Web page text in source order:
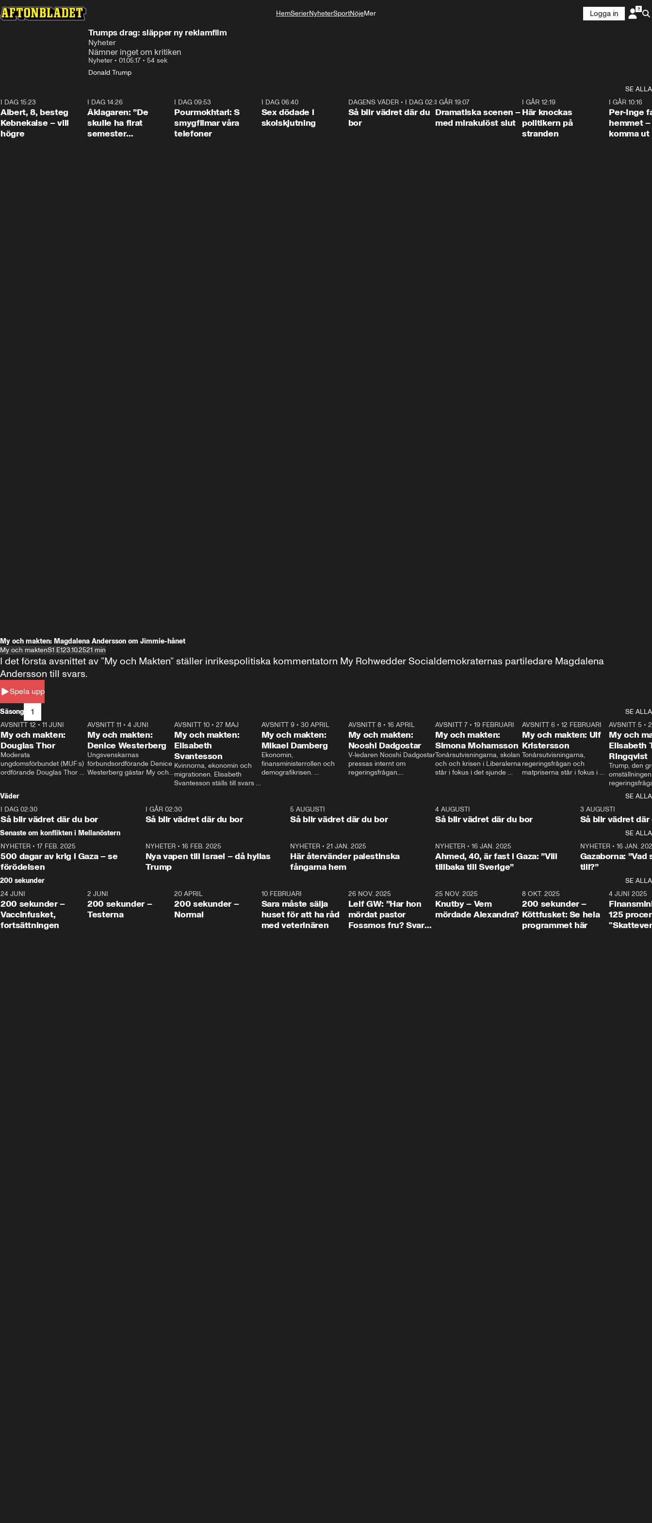
HemSerierNyheterSportNöjeMer
Logga in
Trumps drag: släpper ny reklamfilm
Nyheter
Nämner inget om kritiken
Nyheter • 01.05.17 • 54 sek
Donald Trump
SE ALLA
I DAG 15:23
Albert, 8, besteg
Kebnekaise – vill
högre
I DAG 14:26
Åklagaren: ”De
skulle ha firat
semester
I DAG 09:53
Pourmokhtari: S
smygfilmar våra
telefoner
I DAG 06:40
Sex dödade i
skolskjutning
1:06
DAGENS VÄDER• I DAG 02:30
Så blir vädret där du
bor
I GÅR 19:07
Dramatiska scenen –
med mirakulöst slut
I GÅR 12:19
Här knockas
politikern på
stranden
I GÅR 10:16
Per-Inge
hemmet
komma ut
My och makten: Magdalena Andersson om Jimmie-hånet
My och maktenS1 E123.10.2521 min
Spela upp
I det första avsnittet av ”My och Makten” ställer inrikespolitiska kommentatorn My Rohwedder Socialdemokraternas partiledare Magdalena
Andersson till svars.
Säsong 1
SE ALLA
26:27
AVSNITT 12 • 11 JUNI
My och makten:
Douglas Thor
Moderata
ungdomsförbundet (MUF:s)
ordförande Douglas Thor
tonårsutvisningarna och hur
Moderaterna ska locka
väljare till valet i höst.
23:40
AVSNITT 11 •4 JUNI
My och makten:
Denice Westerberg
Ungsvenskarnas
förbundsordförande Denice
Westerberg gästar My och
AVSNITT 10 •27 MAJ
My och makten:
Elisabeth
Svantesson
Kvinnorna, ekonomin och
migrationen. Elisabeth
Svantesson ställs till svars
AVSNITT 9• 30 APRIL
My och makten:
Mikael Damberg
Ekonomin,
finansministerrollen och
demografikrisen.
och Makten.
AVSNITT 8• 16 APRIL
My och makten:
Nooshi Dadgostar
V-ledaren Nooshi Dadgostar
pressas internt om
regeringsfrågan.
– Vi ställer upp i val. Ska vi
vara med så sitter vi förstås
24:30
AVSNITT 7• 19 FEBRUARI
My och makten:
Simona Mohamsson
Tonårsutvisningarna, skolan
och och krisen i Liberalerna
står i fokus i det sjunde
kommentator My
Rohwedder ställer
utbildnings- och
Mohamsson till svars.
27:30
AVSNITT 6 •12 FEBRUARI
My och makten: Ulf
Kristersson
Tonårsutvisningarna,
regeringsfrågan och
matpriserna står i fokus i
Rohwedder ställer
statsminister Ulf Kristersson
AVSNITT 5 •
My och
Elisabeth
Ringqvist
Trump, den
centrum i
avsnittet av
Makten”. Se
Aftonbladets
Rohwedder
Thand Ring
Väder
SE ALLA
I DAG 02:30
Så blir vädret där du bor
1:06
I GÅR 02:30
Så blir vädret där du bor
5 AUGUSTI
Så blir vädret där du bor
4 AUGUSTI
Så blir vädret där du bor
3 AUGUSTI
Så blir vädret där
Senaste om konflikten i Mellanöstern
SE ALLA
NYHETER • 17 FEB. 2025
500 dagar av krig i Gaza – se
förödelsen
NYHETER• 16 FEB. 2025
Nya vapen till Israel – då hyllas
Trump
NYHETER •21 JAN. 2025
Här återvänder palestinska
fångarna hem
NYHETER• 16 JAN. 2025
Ahmed, 40, är fast i Gaza: ”Vill
tillbaka till Sverige”
NYHETER• 16 JAN.
Gazaborna:
till?”
200 sekunder
SE ALLA
5:00
24 JUNI
200 sekunder –
Vaccinfusket,
fortsättningen
4:23
2 JUNI
200 sekunder –
Testerna
20 APRIL
200 sekunder –
Normal
10 FEBRUARI
Sara måste sälja
huset för att ha råd
med veterinären
26 NOV. 2025
Leif GW: ”Har hon
mördat pastor
Fossmos fru? Svar
31:05
25 NOV. 2025
Knutby – Vem
mördade Alexandra?
4:29
8 OKT. 2025
200 sekunder –
Köttfusket: Se hela
programmet här
4 JUNI 2025
125